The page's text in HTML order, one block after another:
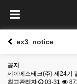
ex3_notice
공지
제이에스테크(주) 제24기
최고관리자
03-31